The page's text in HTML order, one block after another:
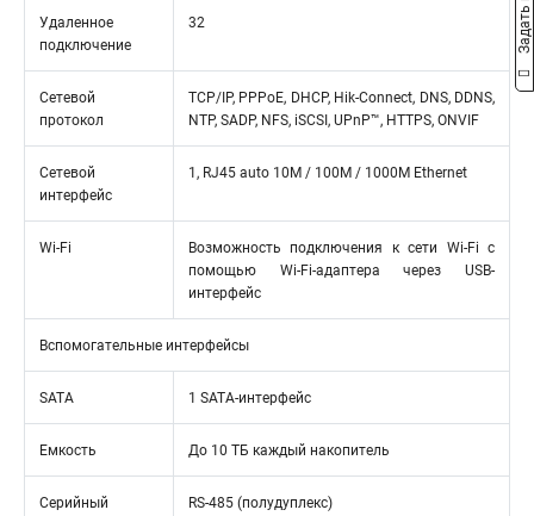
Удаленное
подключение
32
Сетевой
протокол
TCP/IP, PPPoE, DHCP, Hik-Connect, DNS, DDNS,
NTP, SADP, NFS, iSCSI, UPnP™, HTTPS, ONVIF
Сетевой
интерфейс
1, RJ45 auto 10M / 100M / 1000M Ethernet
Wi-Fi
Возможность подключения к сети Wi-Fi с
помощью Wi-Fi-адаптера через USB-
интерфейс
Вспомогательные интерфейсы
SATA 1 SATA-интерфейс
Емкость До 10 ТБ каждый накопитель
Серийный
RS-485 (полудуплекс)